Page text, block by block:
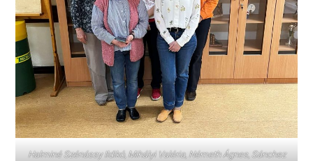
Halminé Szénássy Ildikó, Mihályi Valéria, Németh Ágnes, Sánchez